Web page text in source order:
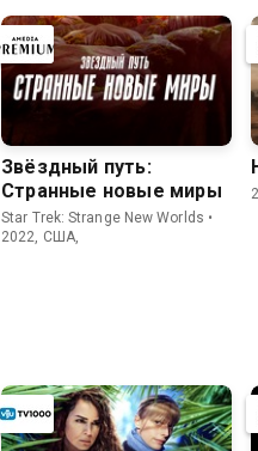
Звёздный путь:
Странные новые миры
Star Trek: Strange New Worlds •
2022, США,